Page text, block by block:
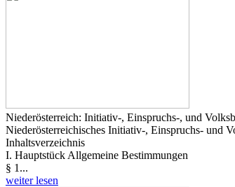
Niederösterreich: Initiativ-, Einspruchs-, und
Niederösterreichisches Initiativ-, Einspruchs- und
Inhaltsverzeichnis
I. Hauptstück Allgemeine Bestimmungen
§ 1...
weiter lesen